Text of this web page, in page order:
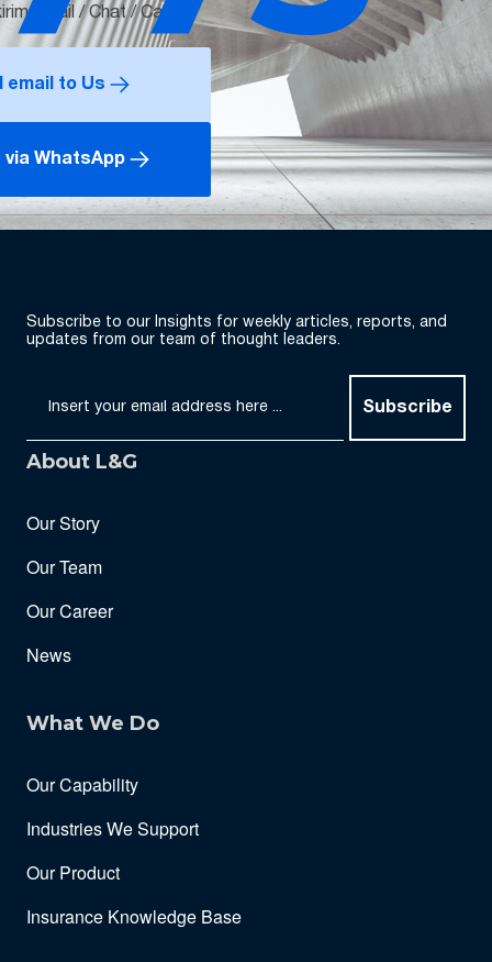
Email / Chat / Call
email to Us
via WhatsApp
Subscribe to our Insights for weekly articles, reports, and
updates from our team of thought leaders.
Subscribe
About L&G
Our Story
Our Team
Our Career
News
What We Do
Our Capability
Industries We Support
Our Product
Insurance Knowledge Base